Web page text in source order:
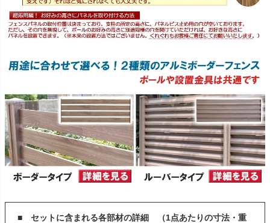
■ セットに含まれる各部材の詳細 （1点あたりの寸法・重